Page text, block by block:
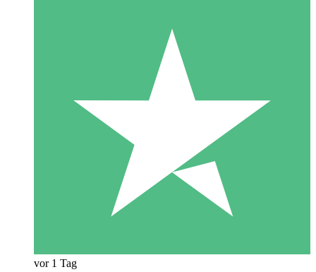
vor 1 Tag